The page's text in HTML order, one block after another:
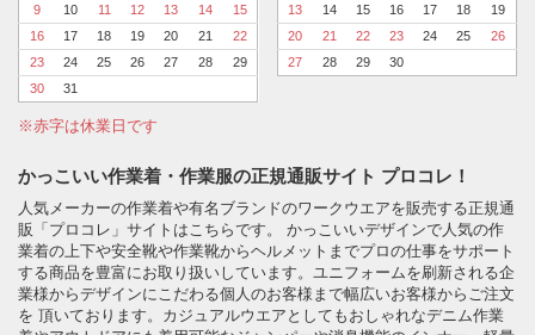
9
10 11 12 13 14
15
16
17 18 19 20 21
22
23
24 25 26 27 28
29
30
31
13
14 15 16 17 18
19
20
21 22 23 24 25
26
27
28 29 30
※赤字は休業日です
かっこいい作業着・作業服の正規通販サイト プロコレ！
人気メーカーの作業着や有名ブランドのワークウエアを販売する正規通
販「プロコレ」サイトはこちらです。 かっこいいデザインで人気の作
業着の上下や安全靴や作業靴からヘルメットまでプロの仕事をサポート
する商品を豊富にお取り扱いしています。ユニフォームを刷新される企
業様からデザインにこだわる個人のお客様まで幅広いお客様からご注文
を 頂いております。カジュアルウエアとしてもおしゃれなデニム作業